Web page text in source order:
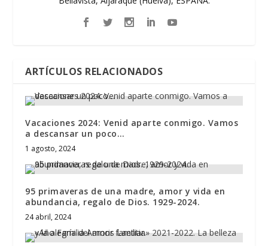
ARTÍCULOS RELACIONADOS
Vacaciones 2024: Venid aparte conmigo. Vamos
a descansar un poco…
1 agosto, 2024
95 primaveras de una madre, amor y vida en
abundancia, regalo de Dios. 1929-2024.
24 abril, 2024